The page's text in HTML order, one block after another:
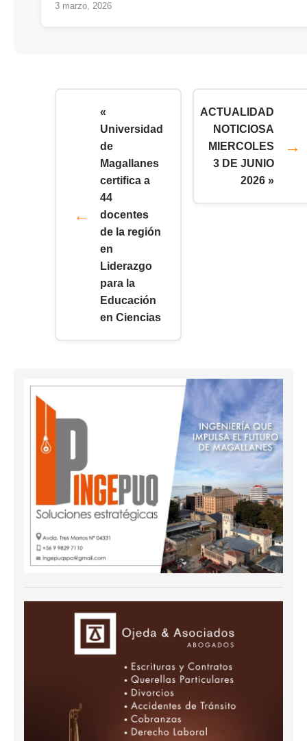
3 marzo, 2026
«
Universidad
de
Magallanes
certifica a
44
docentes
de la región
en
Liderazgo
para la
Educación
en Ciencias
ACTUALIDAD
NOTICIOSA
MIERCOLES
3 DE JUNIO
2026 »